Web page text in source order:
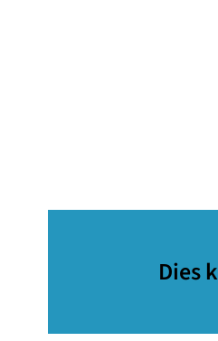
Dies